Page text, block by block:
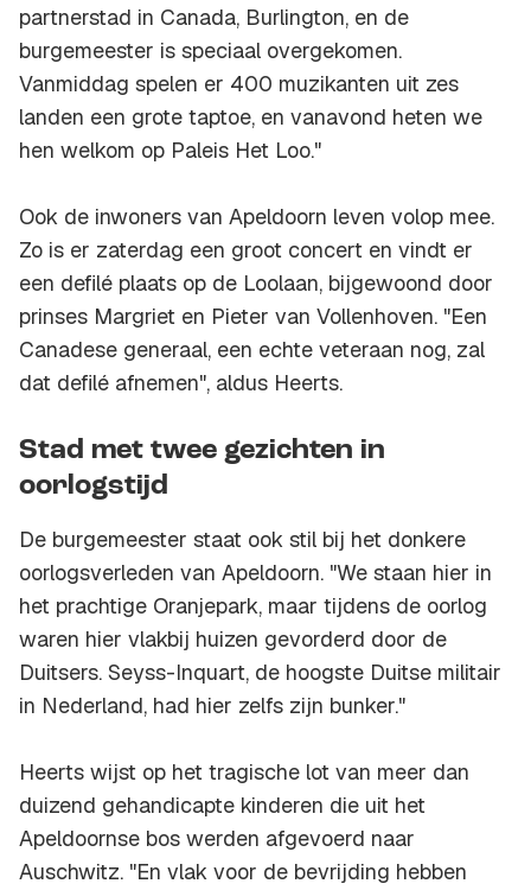
partnerstad in Canada, Burlington, en de
burgemeester is speciaal overgekomen.
Vanmiddag spelen er 400 muzikanten uit zes
landen een grote taptoe, en vanavond heten we
hen welkom op Paleis Het Loo."
Ook de inwoners van Apeldoorn leven volop mee.
Zo is er zaterdag een groot concert en vindt er
een defilé plaats op de Loolaan, bijgewoond door
prinses Margriet en Pieter van Vollenhoven. "Een
Canadese generaal, een echte veteraan nog, zal
dat defilé afnemen", aldus Heerts.
Stad met twee gezichten in
oorlogstijd
De burgemeester staat ook stil bij het donkere
oorlogsverleden van Apeldoorn. "We staan hier in
het prachtige Oranjepark, maar tijdens de oorlog
waren hier vlakbij huizen gevorderd door de
Duitsers. Seyss-Inquart, de hoogste Duitse militair
in Nederland, had hier zelfs zijn bunker."
Heerts wijst op het tragische lot van meer dan
duizend gehandicapte kinderen die uit het
Apeldoornse bos werden afgevoerd naar
Auschwitz. "En vlak voor de bevrijding hebben